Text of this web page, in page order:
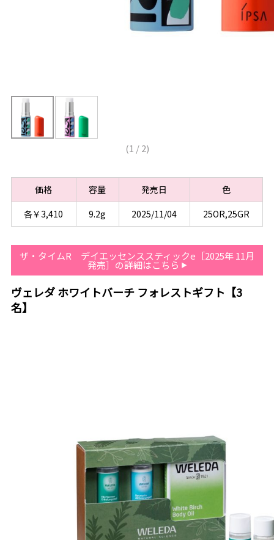
(1 /2)
価格 容量 発売日
色
各￥3,410
9.2g 2025/11/04 25OR,25GR
ザ・タイムR デイエッセンススティックe［2025年 11月
発売］の詳細はこちら
ヴェレダ ホワイトバーチ フォレストギフト【3
名】